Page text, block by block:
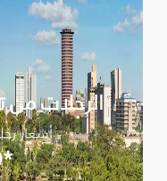
الرحلات
أسعار
*USD 710